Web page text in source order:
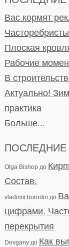
Вас кормят
Плоская
Рабочие
В
Актуально!
практика
Больше...
Olga Bishopдо
Состав.
vladimir.borodin до
цифрами.
перекрытия
Dovganyдо Как